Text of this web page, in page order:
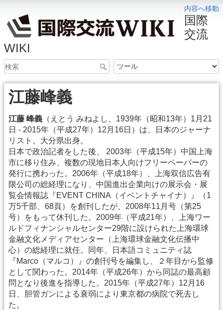
内容へ移動
国際
交流
WIKI
江藤峰義
江藤 峰義 （えとう みねよし、1939年（昭和13年）1月21
日 - 2015年（平成27年）12月16日）は、日本のジャーナ
リスト。大分県出身。
日本で政治記者をした後、 2003年（平成15年）中国上海
市に移り住み、複数の現地日本人向けフリーペーパーの
発行に携わった。2006年（平成18年）、上海双信広告有
限公司の総経理になり、中国進出企業向けの展示会・展
覧会情報誌『EVENT CHINA（イベントチャイナ）』（1
万5千部、68頁）を創刊したが、2008年11月号（第25
号）をもって休刊した。2009年（平成21年）、上海ワー
ルドフィナンシャルセンター29階に設けられた上海環球
金融文化メディアセンター（上海環球金融文化伝播中
心）の総経理に就任。同年、日本語コミュニティ誌
『Marco（マルコ）』の創刊号を編集し、２年目から監修
として関わった。2014年（平成26年）から同誌の最高顧
問となり後進を指導した。2015年（平成27年）12月16
日、胆管ガンによる衰弱により東京都の病院で死去し
た。